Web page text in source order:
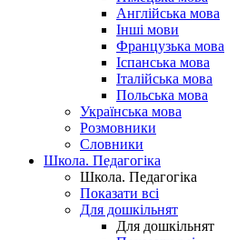
Англійська мова
Інші мови
Французька мова
Іспанська мова
Італійська мова
Польська мова
Українська мова
Розмовники
Словники
Школа. Педагогіка
Школа. Педагогіка
Показати всі
Для дошкільнят
Для дошкільнят